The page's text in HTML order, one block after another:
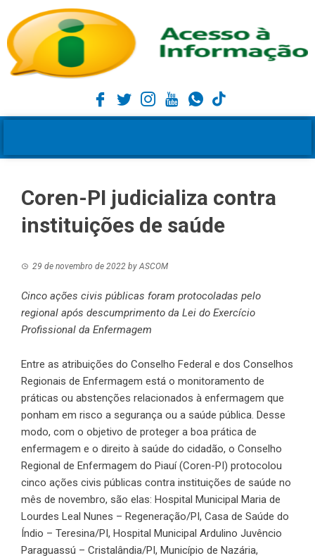
Coren-PI judicializa contra
instituições de saúde
29 de novembro de 2022 byASCOM
Cinco ações civis públicas foram protocoladas pelo
regional após descumprimento da Lei do Exercício
Profissional da Enfermagem
Entre as atribuições do Conselho Federal e dos Conselhos
Regionais de Enfermagem está o monitoramento de
práticas ou abstenções relacionados à enfermagem que
ponham em risco a segurança ou a saúde pública. Desse
modo, com o objetivo de proteger a boa prática de
enfermagem e o direito à saúde do cidadão, o Conselho
Regional de Enfermagem do Piauí (Coren-PI) protocolou
cinco ações civis públicas contra instituições de saúde no
mês de novembro, são elas: Hospital Municipal Maria de
Lourdes Leal Nunes – Regeneração/PI, Casa de Saúde do
Índio – Teresina/PI, Hospital Municipal Ardulino Juvêncio
Paraguassú – Cristalândia/PI, Município de Nazária,